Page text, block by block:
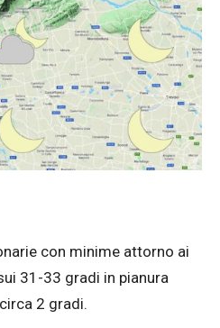
con minime attorno ai
31-33 gradi in pianura
2 gradi.